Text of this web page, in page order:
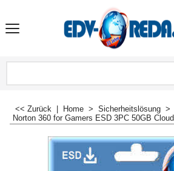
<< Zurück Home > Sicherheitslösung >
Norton 360 for Gamers ESD 3PC 50GB Cloud